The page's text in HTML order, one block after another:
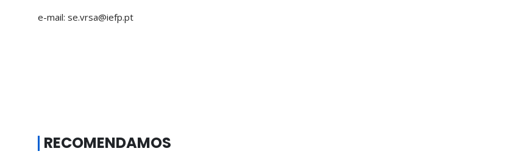
e-mail: se.vrsa@iefp.pt
RECOMENDAMOS